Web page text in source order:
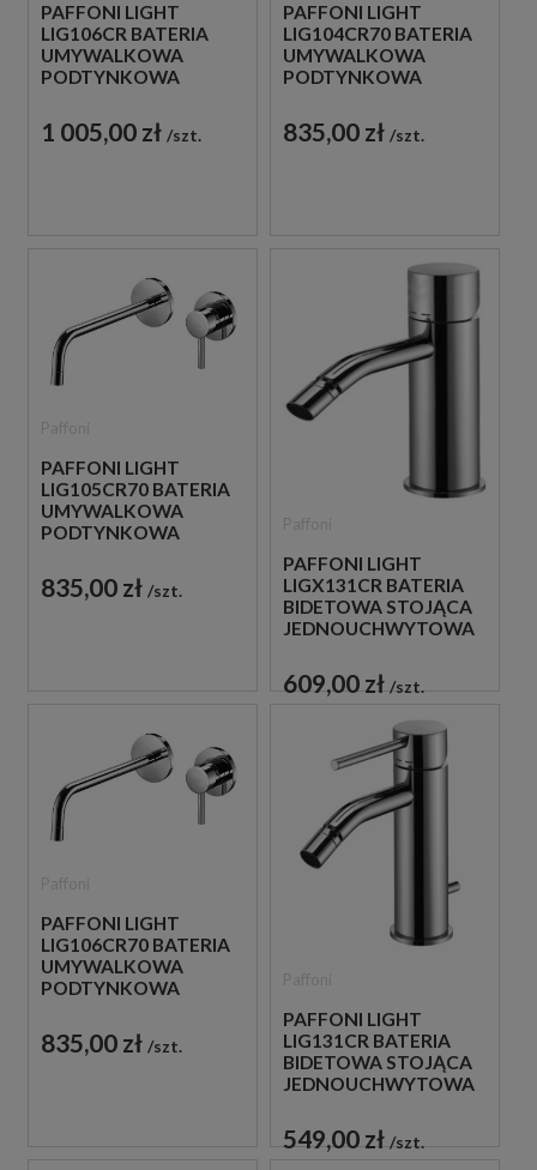
PAFFONI LIGHT
LIG106CR BATERIA
UMYWALKOWA
PODTYNKOWA
CHROM
1 005,00 zł szt.
PAFFONI LIGHT
LIG104CR70 BATERIA
UMYWALKOWA
PODTYNKOWA
CHROM
835,00 zł szt.
PAFFONI LIGHT
LIG105CR70 BATERIA
UMYWALKOWA
PODTYNKOWA
CHROM
835,00 zł szt.
PAFFONI LIGHT
LIGX131CR BATERIA
BIDETOWA STOJĄCA
JEDNOUCHWYTOWA
609,00 zł szt.
PAFFONI LIGHT
LIG106CR70 BATERIA
UMYWALKOWA
PODTYNKOWA
CHROM
835,00 zł szt.
PAFFONI LIGHT
LIG131CR BATERIA
BIDETOWA STOJĄCA
JEDNOUCHWYTOWA
549,00 zł szt.